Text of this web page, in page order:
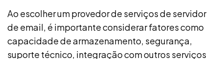
Ao escolher um provedor de serviços de servidor
de email, é importante considerar fatores como
capacidade de armazenamento, segurança,
suporte técnico, integração com outros serviços